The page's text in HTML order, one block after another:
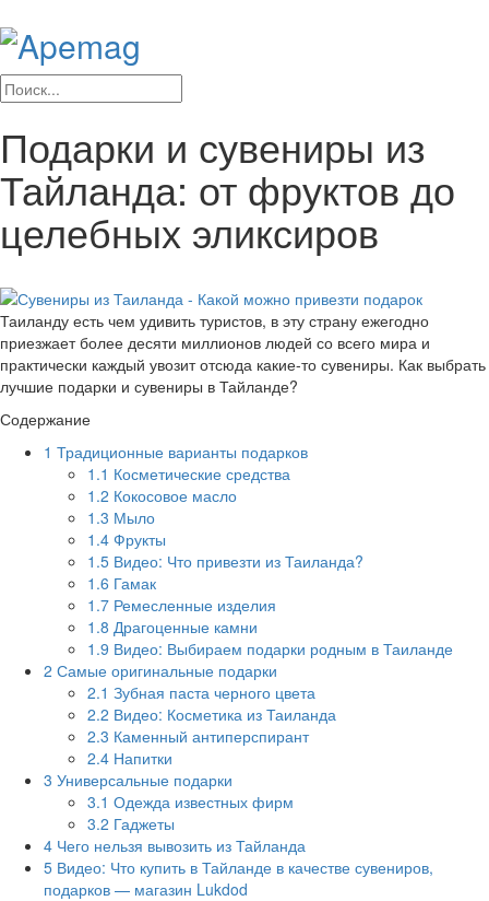
Подарки и сувениры из
Тайланда: от фруктов до
целебных эликсиров
Таиланду есть чем удивить туристов, в эту страну ежегодно
приезжает более десяти миллионов людей со всего мира и
практически каждый увозит отсюда какие-то сувениры. Как выбрать
лучшие подарки и сувениры в Тайланде?
Содержание
1 Традиционные варианты подарков
1.1 Косметические средства
1.2 Кокосовое масло
1.3 Мыло
1.4 Фрукты
1.5 Видео: Что привезти из Таиланда?
1.6 Гамак
1.7 Ремесленные изделия
1.8 Драгоценные камни
1.9 Видео: Выбираем подарки родным в Таиланде
2 Самые оригинальные подарки
2.1 Зубная паста черного цвета
2.2 Видео: Косметика из Таиланда
2.3 Каменный антиперспирант
2.4 Напитки
3 Универсальные подарки
3.1 Одежда известных фирм
3.2 Гаджеты
4 Чего нельзя вывозить из Тайланда
5 Видео: Что купить в Тайланде в качестве сувениров,
подарков — магазин Lukdod